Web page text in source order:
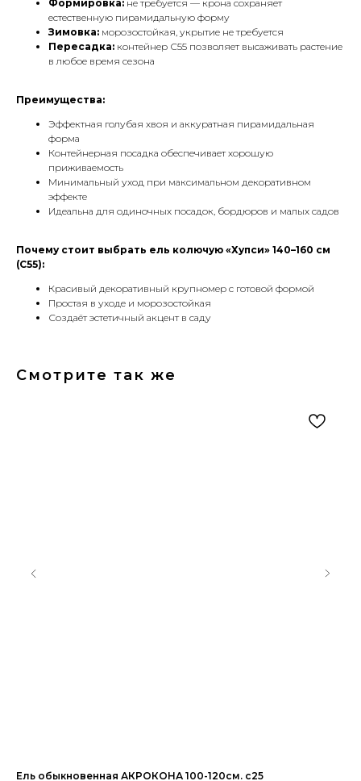
Формировка: не требуется — крона сохраняет
естественную пирамидальную форму
Зимовка: морозостойкая, укрытие не требуется
Пересадка: контейнер С55 позволяет высаживать растение
в любое время сезона
Преимущества:
Эффектная голубая хвоя и аккуратная пирамидальная
форма
Контейнерная посадка обеспечивает хорошую
приживаемость
Минимальный уход при максимальном декоративном
эффекте
Идеальна для одиночных посадок, бордюров и малых садов
Почему стоит выбрать ель колючую «Хупси» 140–160 см
(С55):
Красивый декоративный крупномер с готовой формой
Простая в уходе и морозостойкая
Создаёт эстетичный акцент в саду
Смотрите так же
Ель обыкновенная АКРОКОНА 100-120см. с25